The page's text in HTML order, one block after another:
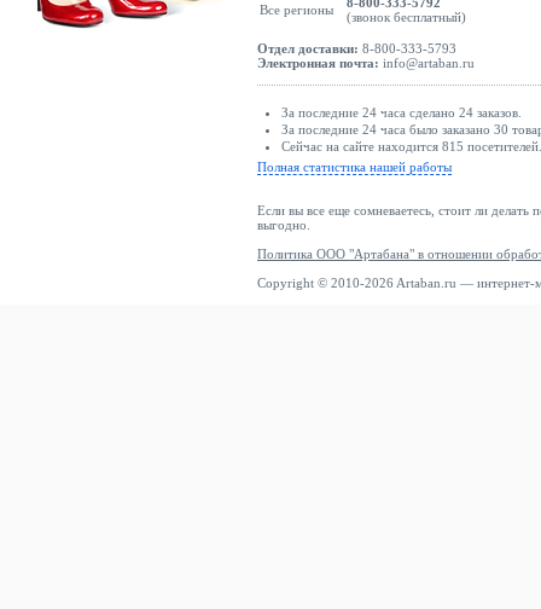
Все регионы
(звонок бесплатный)
Отдел доставки: 8-800-333-5793
Электронная почта: info@artaban.ru
За последние 24 часа сделано 24 заказов.
За последние 24 часа было заказано 30
Сейчас на сайте находится 815 посетителей.
Полная статистика нашей работы
Если вы все еще сомневаетесь, стоит ли делать
выгодно.
Политика ООО "Артабана" в отношении
Copyright © 2010-2026 Artaban.ru — интернет-